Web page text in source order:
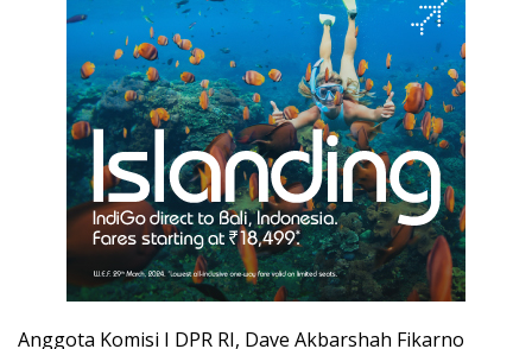
Anggota Komisi I DPR RI, Dave Akbarshah Fikarno